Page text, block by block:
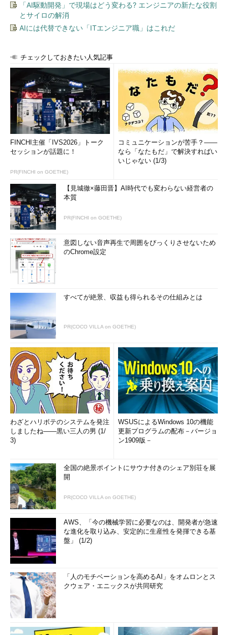
「AI駆動開発」で現場はどう変わる? エンジニアの新たな役割
とサイロの解消
AIには代替できない「ITエンジニア職」はこれだ
チェックしておきたい人気記事
FINCHI主催「IVS2026」トーク
セッションが話題に！
PR(FINCHI on GOETHE)
コミュニケーションが苦手？――
なら「なたもだ」で解決すればい
いじゃない (1/3)
【見城徹×藤田晋】AI時代でも変わらない経営者の
本質
PR(FINCHI on GOETHE)
意図しない音声再生で周囲をびっくりさせないため
のChrome設定
すべてが絶景、収益も得られるその仕組みとは
PR(COCO VILLA on GOETHE)
わざとハリボテのシステムを発注
しましたね――黒い三人の男 (1/
3)
WSUSによるWindows 10の機能
更新プログラムの配布－バージョ
ン1909版－
全国の絶景ポイントにサウナ付きのシェア別荘を展
開
PR(COCO VILLA on GOETHE)
AWS、「今の機械学習に必要なのは、開発者が急速
な進化を取り込み、安定的に生産性を発揮できる基
盤」 (1/2)
「人のモチベーションを高めるAI」をオムロンとス
クウェア・エニックスが共同研究